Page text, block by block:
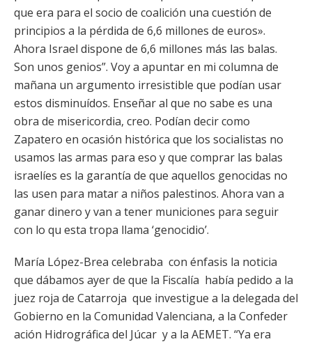
que era para el socio de coalición una cuestión de
principios a la pérdida de 6,6 millones de euros».
Ahora Israel dispone de 6,6 millones más las balas.
Son unos genios”. Voy a apuntar en mi columna de
mañana un argumento irresistible que podían usar
estos disminuídos. Enseñar al que no sabe es una
obra de misericordia, creo. Podían decir como
Zapatero en ocasión histórica que los socialistas no
usamos las armas para eso y que comprar las balas
israelíes es la garantía de que aquellos genocidas no
las usen para matar a niños palestinos. Ahora van a
ganar dinero y van a tener municiones para seguir
con lo qu esta tropa llama ‘genocidio’.
María López-Brea celebraba con énfasis la noticia
que dábamos ayer de que la Fiscalía había pedido a la
juez roja de Catarroja que investigue a la delegada del
Gobierno en la Comunidad Valenciana, a la Confeder
ación Hidrográfica del Júcar y a la AEMET. “Ya era